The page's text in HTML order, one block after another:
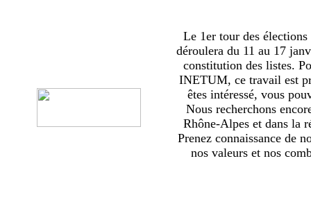
Le 1er tour des
déroulera du 11 au 17
constitution des listes.
INETUM, ce travail est
êtes intéressé, vous
Nous recherchons
Rhône-Alpes et dans la
Prenez connaissance de
nos valeurs et nos